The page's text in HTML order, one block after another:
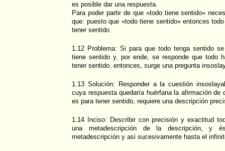
es posible dar una respuesta.
Para poder partir de que «todo tiene sentido»
que: puesto que «todo tiene sentido» entonces
tener sentido.
1.12 Problema: Si para que todo tenga sentido
tiene sentido y, por ende, se responde que todo
tener sentido, entonces, surge una pregunta
1.13 Solución: Responder a la cuestión
cuya respuesta quedaría huérfana la afirmación
es para tener sentido, requiere una descripción
1.14 Inciso: Describir con precisión y exactitud
una metadescripción de la descripción, y
metadescripción y asi sucesivamente hasta el